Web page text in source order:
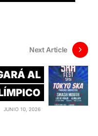
Next Article
AL
JUNIO 10, 2026